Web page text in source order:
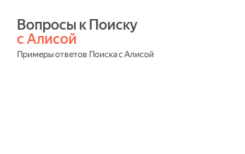
с Алисой
Примеры ответов Поиска с Алисой